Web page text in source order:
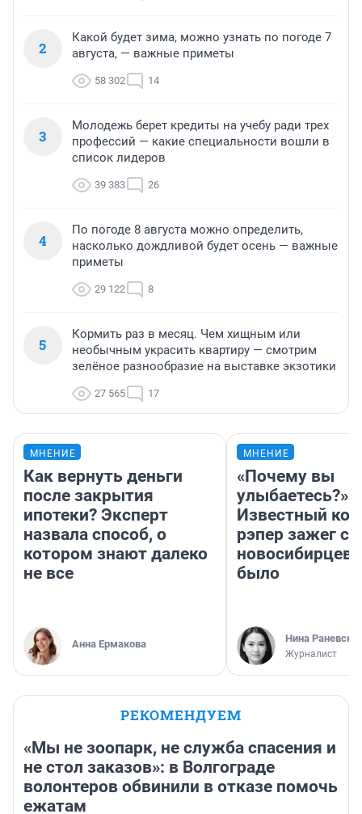
2
Какой будет зима, можно узнать по погоде 7
августа, — важные приметы
58 302 14
3
Молодежь берет кредиты на учебу ради трех
профессий — какие специальности вошли в
список лидеров
39 383 26
4
По погоде 8 августа можно определить,
насколько дождливой будет осень — важные
приметы
29 122 8
5
Кормить раз в месяц. Чем хищным или
необычным украсить квартиру — смотрим
зелёное разнообразие на выставке экзотики
27 565 17
МНЕНИЕ
Как вернуть деньги
после закрытия
ипотеки? Эксперт
назвала способ, о
котором знают далеко
не все
Анна Ермакова
МНЕНИЕ
«Почему вы
улыбаетесь?»
Известный
рэпер зажег с
новосибирцев:
было
Нина
Журналист
РЕКОМЕНДУЕМ
«Мы не зоопарк, не служба спасения и
не стол заказов»: в Волгограде
волонтеров обвинили в отказе помочь
ежатам